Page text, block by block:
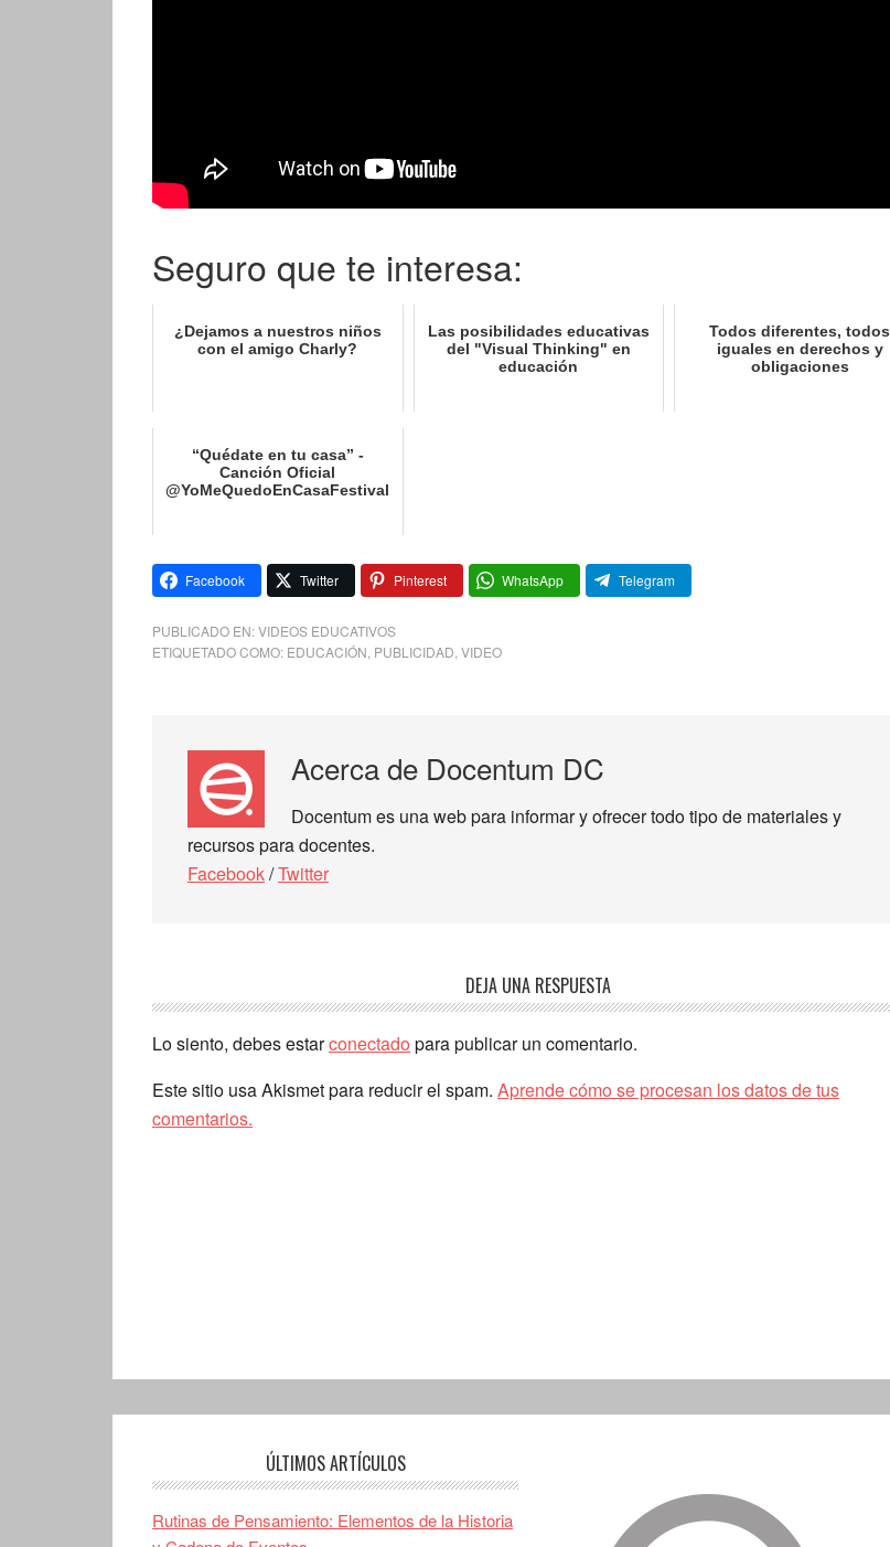
Seguro que te interesa:
¿Dejamos a nuestros niños
con el amigo Charly?
Las posibilidades educativas
del "Visual Thinking" en
educación
Todos diferentes, todos
iguales en derechos y
obligaciones
“Quédate en tu casa” -
Canción Oficial
@YoMeQuedoEnCasaFestival
Facebook Twitter Pinterest WhatsApp Telegram
PUBLICADO EN:VIDEOS EDUCATIVOS
ETIQUETADO COMO: EDUCACIÓN PUBLICIDAD VIDEO
Acerca de Docentum DC
Docentum es una web para informar y ofrecer todo tipo de materiales y
recursos para docentes.
Facebook/Twitter
DEJA UNA RESPUESTA
Lo siento, debes estarconectado para publicar un comentario.
Este sitio usa Akismet para reducir el spam. Aprende cómo se procesan los datos de tus
comentarios.
ÚLTIMOS ARTÍCULOS
Rutinas de Pensamiento: Elementos de la Historia